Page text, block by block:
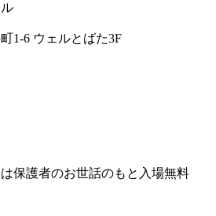
1-6 ウェルとばた3F
保護者のお世話のもと入場無料